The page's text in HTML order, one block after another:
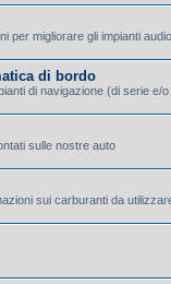
per migliorare gli impianti
di bordo
di navigazione (di serie
sulle nostre auto
sui carburanti da